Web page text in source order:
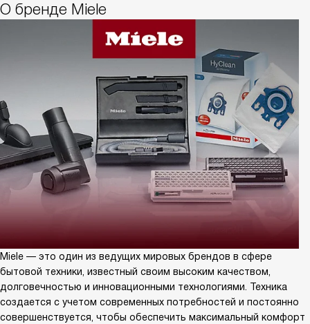
О бренде Miele
Miele — это один из ведущих мировых брендов в сфере
бытовой техники, известный своим высоким качеством,
долговечностью и инновационными технологиями. Техника
создается с учетом современных потребностей и постоянно
совершенствуется, чтобы обеспечить максимальный комфорт